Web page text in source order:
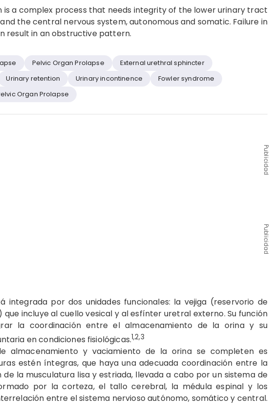
is a complex process that needs integrity of the lower urinary tract
the central nervous system, autonomous and somatic. Failure in
result in an obstructive pattern.
Pelvic Organ Prolapse
External urethral sphincter
Urinary retention Urinary incontinence
Fowler syndrome
Organ Prolapse
Publicidad
Publicidad
integrada por dos unidades funcionales: la vejiga (reservorio de
incluye al cuello vesical y al esfínter uretral externo. Su función
la coordinación entre el almacenamiento de la orina y su
en condiciones fisiológicas.1,2,3
almacenamiento y vaciamiento de la orina se completen es
estén íntegras, que haya una adecuada coordinación entre la
la musculatura lisa y estriada, llevada a cabo por un sistema de
por la corteza, el tallo cerebral, la médula espinal y los
entre el sistema nervioso autónomo, somático y central.